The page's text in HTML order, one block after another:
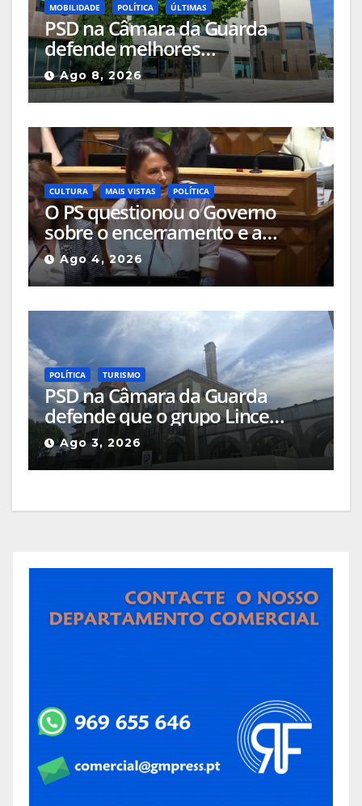
MOBILIDADE POLÍTICA ÚLTIMAS
PSD na Câmara da Guarda
defende melhores
acessibilidades para pessoas
com mobilidade reduzida nos
locais públicos ou até nas
passadeiras
Ago 8, 2026
CULTURA MAIS VISTAS POLÍTICA
O PS questionou o Governo
sobre o encerramento e a
alteração de uso das salas de
cinema da Guarda
Ago 4, 2026
POLÍTICA TURISMO
PSD na Câmara da Guarda
defende que o grupo Lince
deveria apresentar, na cidade, o
projeto que pretende
implementar no Hotel Turismo
Ago 3, 2026